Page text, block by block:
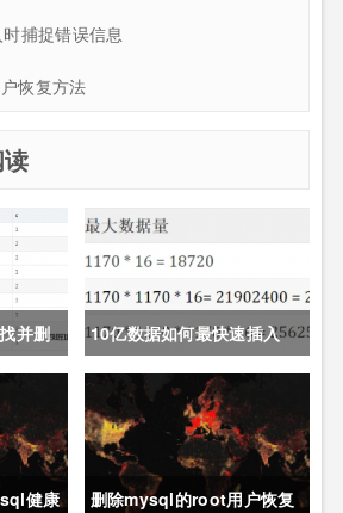
捕捉错误信息
恢复方法
并删
10亿数据如何最快速插入
MySQL？
健康
删除mysql的root用户恢复